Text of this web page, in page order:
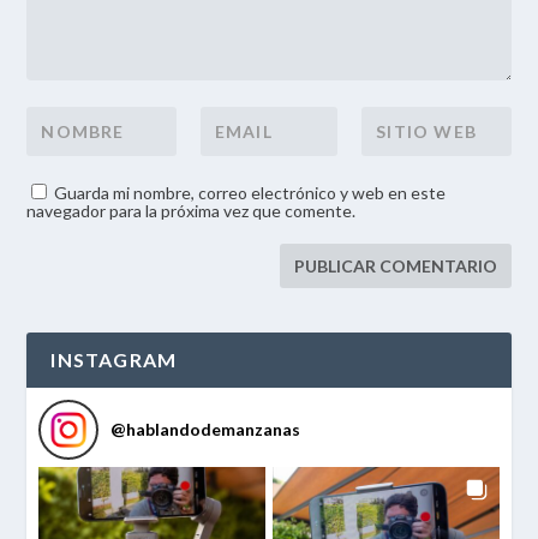
Guarda mi nombre, correo electrónico y web en este
navegador para la próxima vez que comente.
INSTAGRAM
@hablandodemanzanas